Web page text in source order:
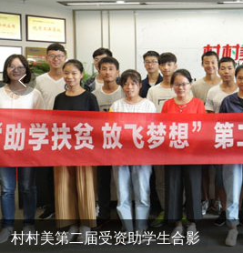
“助学扶贫 放飞梦想”领导与学生合影